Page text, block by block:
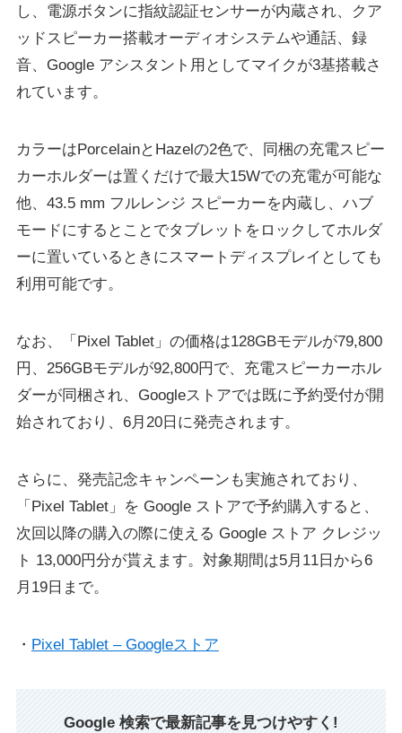
し、電源ボタンに指紋認証センサーが内蔵され、クア
ッドスピーカー搭載オーディオシステムや通話、録
音、Google アシスタント用としてマイクが3基搭載さ
れています。
カラーはPorcelainとHazelの2色で、同梱の充電スピー
カーホルダーは置くだけで最大15Wでの充電が可能な
他、43.5 mm フルレンジ スピーカーを内蔵し、ハブ
モードにするとことでタブレットをロックしてホルダ
ーに置いているときにスマートディスプレイとしても
利用可能です。
なお、「Pixel Tablet」の価格は128GBモデルが79,800
円、256GBモデルが92,800円で、充電スピーカーホル
ダーが同梱され、Googleストアでは既に予約受付が開
始されており、6月20日に発売されます。
さらに、発売記念キャンペーンも実施されており、
「Pixel Tablet」を Google ストアで予約購入すると、
次回以降の購入の際に使える Google ストア クレジッ
ト 13,000円分が貰えます。対象期間は5月11日から6
月19日まで。
・ Pixel Tablet – Googleストア
Google 検索で最新記事を見つけやすく!